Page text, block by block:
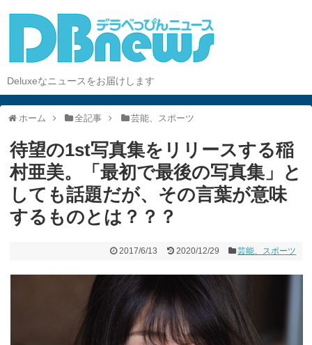
Deluxeなニュースをお届けします
ホーム 全記事 芸能、スポーツ
待望の1st写真集をリリースする稲
村亜美。「最初で最後の写真集」と
しても話題だが、その言葉が意味
するものとは？？？
2017/6/13 2020/12/29 芸能、スポーツ